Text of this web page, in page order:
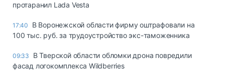
протаранил Lada Vesta
17:40
В Воронежской области фирму оштрафовали на
100 тыс. руб. за трудоустройство экс-таможенника
09:33
В Тверской области обломки дрона повредили
фасад логокомплекса Wildberries